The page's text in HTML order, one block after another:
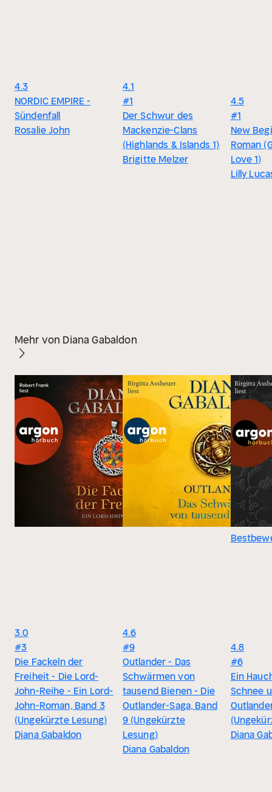
4.3
NORDIC EMPIRE -
Sündenfall
Rosalie John
4.1
#1
Der Schwur des
Mackenzie-Clans
(Highlands & Islands 1)
Brigitte Melzer
4.5
#1
New
Roman
Love 1)
Lilly
Mehr von Diana Gabaldon
3.0
#3
Die Fackeln der
Freiheit - Die Lord-
John-Reihe - Ein Lord-
John-Roman, Band 3
(Ungekürzte Lesung)
Diana Gabaldon
4.6
#9
Outlander - Das
Schwärmen von
tausend Bienen - Die
Outlander-Saga, Band
9 (Ungekürzte
Lesung)
Diana Gabaldon
4.8
#6
Ein
Schnee
Diana